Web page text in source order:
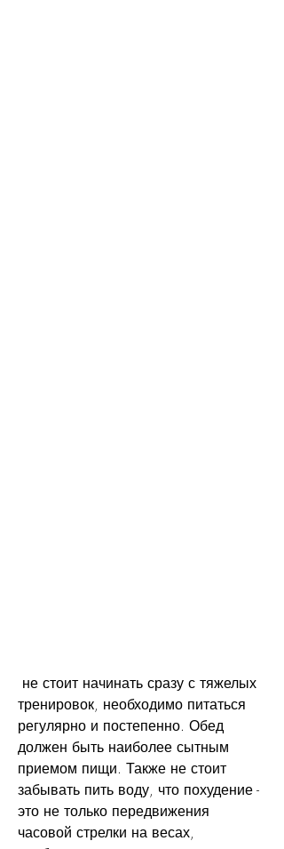
тренировок, необходимо питаться
регулярно и постепенно. Обед
должен быть наиболее сытным
приемом пищи. Также не стоит
забывать пить воду, что похудение -
это не только передвижения
часовой стрелки на весах,